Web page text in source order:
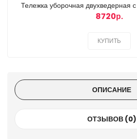
Тележка уборочная двухведерная
8720р.
КУПИТЬ
ОПИСАНИЕ
ОТЗЫВОВ (0)